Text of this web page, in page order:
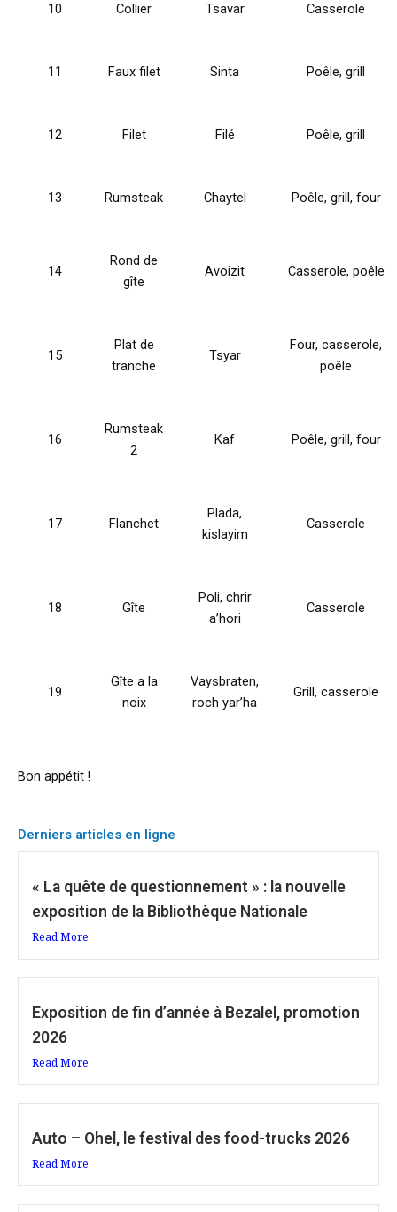
10 Collier Tsavar Casserole
11 Faux filet Sinta Poêle, grill
12 Filet Filé Poêle, grill
13 Rumsteak Chaytel Poêle, grill, four
14
Rond de
gîte
Avoizit Casserole, poêle
15
Plat de
tranche
Tsyar
Four, casserole,
poêle
16
Rumsteak
2
Kaf Poêle, grill, four
17 Flanchet
Plada,
kislayim
Casserole
18 Gîte
Poli, chrir
a’hori
Casserole
19
Gîte a la
noix
Vaysbraten,
roch yar’ha
Grill, casserole
Bon appétit !
Derniers articles en ligne
« La quête de questionnement » : la nouvelle
exposition de la Bibliothèque Nationale
Read More
Exposition de fin d’année à Bezalel, promotion
2026
Read More
Auto – Ohel, le festival des food-trucks 2026
Read More